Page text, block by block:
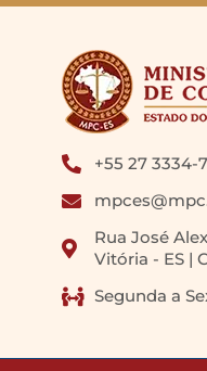
+55 27 3334-
Rua José
Vitória - ES |
Segunda a